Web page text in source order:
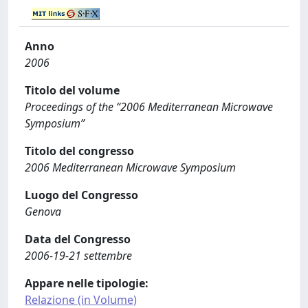
Anno
2006
Titolo del volume
Proceedings of the “2006 Mediterranean Microwave
Symposium”
Titolo del congresso
2006 Mediterranean Microwave Symposium
Luogo del Congresso
Genova
Data del Congresso
2006-19-21 settembre
Appare nelle tipologie:
Relazione (in Volume)